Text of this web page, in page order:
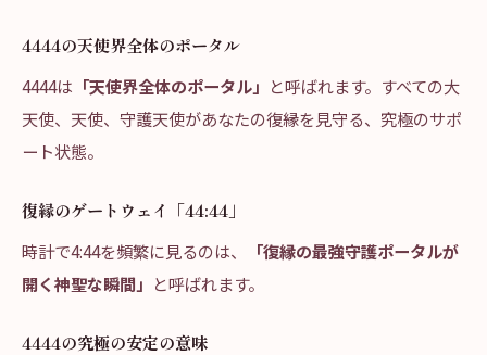
4444の天使界全体のポータル
4444は 「天使界全体のポータル」 と呼ばれます。すべての大
天使、天使、守護天使があなたの復縁を見守る、究極のサポ
ート状態。
復縁のゲートウェイ「44:44」
時計で4:44を頻繁に見るのは、
「復縁の最強守護ポータルが
開く神聖な瞬間」 と呼ばれます。
4444の究極の安定の意味